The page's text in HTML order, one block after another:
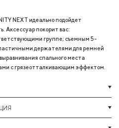
NEXT идеально подойдет
Аксессуар покорит вас:
группе; съемным 5-
держателями для ремней
спального места
с грязеотталкивающим эффектом.